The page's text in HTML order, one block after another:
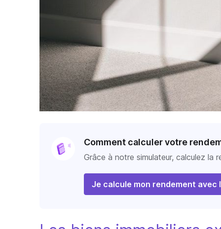
Comment calculer votre
Grâce à notre simulateur, calculez la
Je calcule mon rendement avec